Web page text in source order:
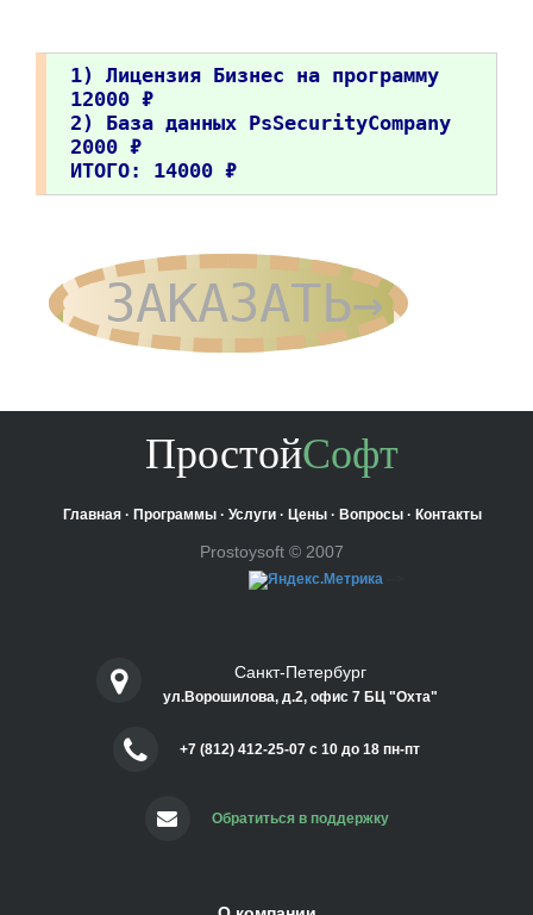
1) Лицензия Бизнес на программу
12000 ₽
2) База данных PsSecurityCompany
2000 ₽
ИТОГО: 14000 ₽
ЗАКАЗАТЬ→
ПростойСофт
Главная· Программы· Услуги· Цены· Вопросы· Контакты
Prostoysoft © 2007
Санкт-Петербург
ул.Ворошилова, д.2, офис 7 БЦ "Охта"
+7 (812) 412-25-07 c 10 до 18 пн-пт
Обратиться в поддержку